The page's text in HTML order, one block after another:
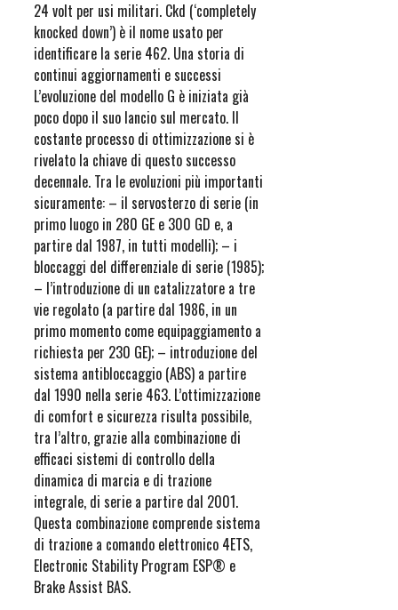
24 volt per usi militari. Ckd (‘completely
knocked down’) è il nome usato per
identificare la serie 462. Una storia di
continui aggiornamenti e successi
L’evoluzione del modello G è iniziata già
poco dopo il suo lancio sul mercato. Il
costante processo di ottimizzazione si è
rivelato la chiave di questo successo
decennale. Tra le evoluzioni più importanti
sicuramente: – il servosterzo di serie (in
primo luogo in 280 GE e 300 GD e, a
partire dal 1987, in tutti modelli); – i
bloccaggi del differenziale di serie (1985);
– l’introduzione di un catalizzatore a tre
vie regolato (a partire dal 1986, in un
primo momento come equipaggiamento a
richiesta per 230 GE); – introduzione del
sistema antibloccaggio (ABS) a partire
dal 1990 nella serie 463. L’ottimizzazione
di comfort e sicurezza risulta possibile,
tra l’altro, grazie alla combinazione di
efficaci sistemi di controllo della
dinamica di marcia e di trazione
integrale, di serie a partire dal 2001.
Questa combinazione comprende sistema
di trazione a comando elettronico 4ETS,
Electronic Stability Program ESP® e
Brake Assist BAS.